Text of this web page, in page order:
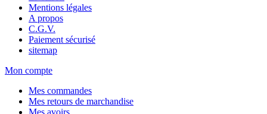
Mentions légales
A propos
C.G.V.
Paiement sécurisé
sitemap
Mon compte
Mes commandes
Mes retours de marchandise